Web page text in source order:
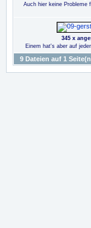
Auch hier keine Probleme
345 x
Einem hat's aber auf
9 Dateien auf 1